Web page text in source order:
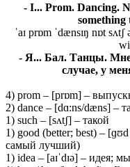
- I... Prom. Dancing.
something
ˈaɪ prɒm ˈdænsɪŋ nɒt sʌtʃ
- Я... Бал. Танцы. Мне
случае, у
4) prom – [prɒm] –
2) dance – [dɑ:ns/dæns] –
1) such – [sʌtʃ] – такой
1) good (better; best) –
самый лучший)
1) idea – [aɪˈdɪə] – идея;